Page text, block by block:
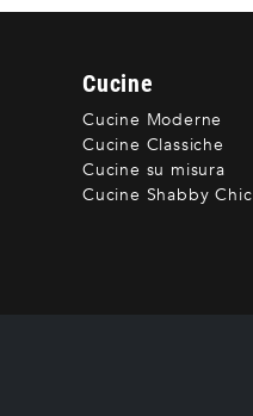
Cucine
Cucine Moderne
Cucine Classiche
Cucine su misura
Cucine Shabby Chic